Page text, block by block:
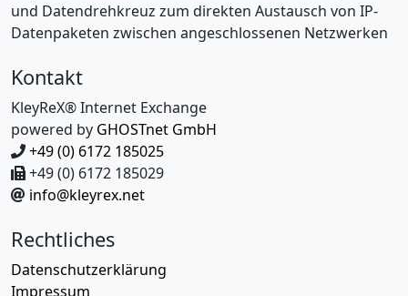
und Datendrehkreuz zum direkten Austausch von IP-
Datenpaketen zwischen angeschlossenen Netzwerken
Kontakt
KleyReX® Internet Exchange
powered by GHOSTnet GmbH
+49 (0) 6172 185025
+49 (0) 6172 185029
info@kleyrex.net
Rechtliches
Datenschutzerklärung
Impressum